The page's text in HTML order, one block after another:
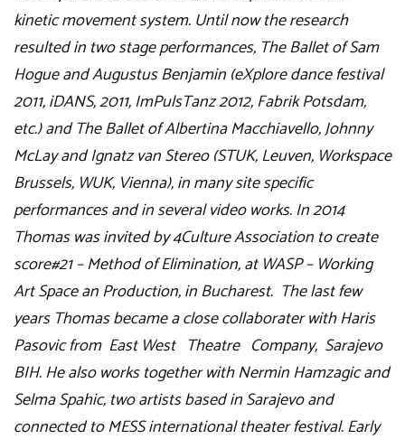
kinetic movement system. Until now the research
resulted in two stage performances, The Ballet of Sam
Hogue and Augustus Benjamin (eXplore dance festival
2011, iDANS, 2011, ImPulsTanz 2012, Fabrik Potsdam,
etc.) and The Ballet of Albertina Macchiavello, Johnny
McLay and Ignatz van Stereo (STUK, Leuven, Workspace
Brussels, WUK, Vienna), in many site specific
performances and in several video works. In 2014
Thomas was invited by 4Culture Association to create
score#21 – Method of Elimination, at WASP – Working
Art Space an Production, in Bucharest. The last few
years Thomas became a close collaborater with Haris
Pasovic from East West Theatre Company, Sarajevo
BIH. He also works together with Nermin Hamzagic and
Selma Spahic, two artists based in Sarajevo and
connected to MESS international theater festival. Early